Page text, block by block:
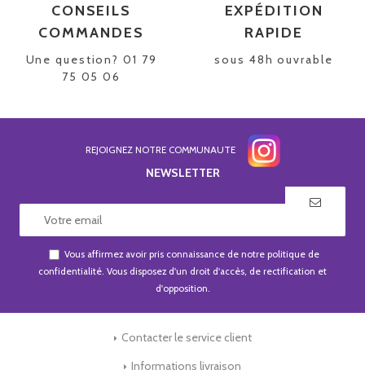
CONSEILS
COMMANDES
Une question? 01 79
75 05 06
EXPÉDITION
RAPIDE
sous 48h ouvrable
REJOIGNEZ NOTRE COMMUNAUTE
NEWSLETTER
Vous affirmez avoir pris connaissance de notre politique de
confidentialité. Vous disposez d'un droit d'accès, de rectification et
d'opposition.
Contacter le service client
Informations livraison